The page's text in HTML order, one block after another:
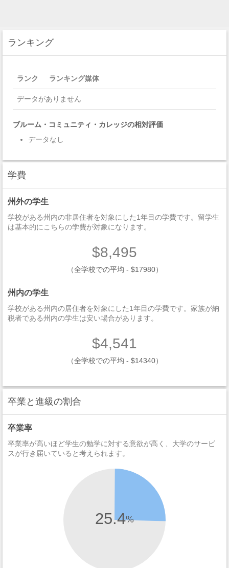
ランキング
ランク ランキング媒体
データがありません
ブルーム・コミュニティ・カレッジの相対評価
データなし
学費
州外の学生
学校がある州内の非居住者を対象にした1年目の学費です。留学生
は基本的にこちらの学費が対象になります。
$8,495
（全学校での平均 - $17980）
州内の学生
学校がある州内の居住者を対象にした1年目の学費です。家族が納
税者である州内の学生は安い場合があります。
$4,541
（全学校での平均 - $14340）
卒業と進級の割合
卒業率
卒業率が高いほど学生の勉学に対する意欲が高く、大学のサービ
スが行き届いていると考えられます。
25.4%